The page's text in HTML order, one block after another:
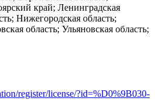
край; Ленинградская
Нижегородская область;
область; Ульяновская область;
register/license/?id=%D0%9B030-